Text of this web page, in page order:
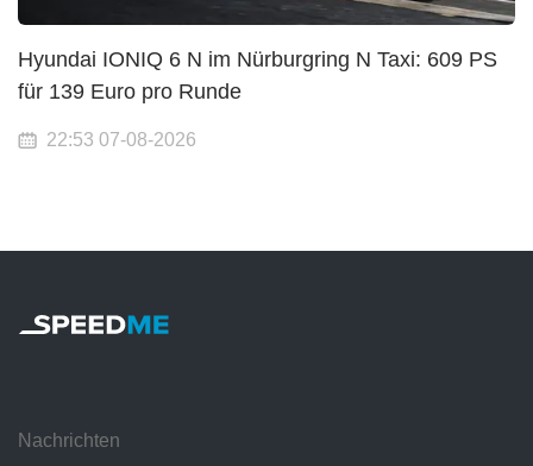
Hyundai IONIQ 6 N im Nürburgring N Taxi: 609 PS
für 139 Euro pro Runde
22:53 07-08-2026
Nachrichten